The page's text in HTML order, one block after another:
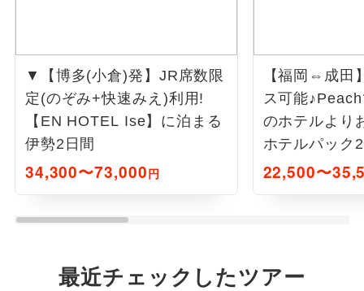
▼【博多(小倉)発】JR席数限
定(のぞみ+快速みえ)利用!
【EN HOTEL Ise】に泊まる
伊勢2日間
34,300〜73,000円
【福岡⇔成田
ス可能
のホテルより
ホテルパック
22,500〜
最近チェックしたツアー